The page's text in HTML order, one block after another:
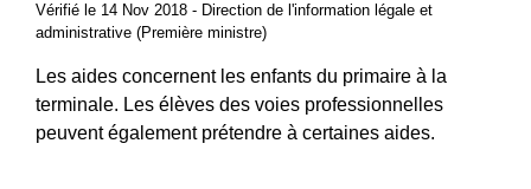
Vérifié le 14 Nov 2018 - Direction de l'information légale et
administrative (Première ministre)
Les aides concernent les enfants du primaire à la
terminale. Les élèves des voies professionnelles
peuvent également prétendre à certaines aides.